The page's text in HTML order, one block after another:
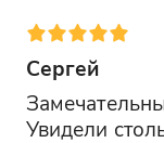
Ущелье
Вы
вода
Сергей
Увидели